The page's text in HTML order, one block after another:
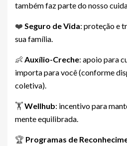
também faz parte do nosso
❤️ Seguro de Vida: proteção e
sua família.
👶 Auxílio-Creche: apoio para
importa para você (conforme
coletiva).
🏋️Wellhub: incentivo para
mente equilibrada.
🏆 Programas de